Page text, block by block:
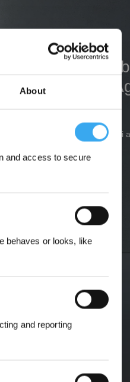
About
and access to secure
behaves or looks, like
and reporting
Pulizia
bordo all'altro.
movimento.
Il fiore all'occhiello dei sistemi di